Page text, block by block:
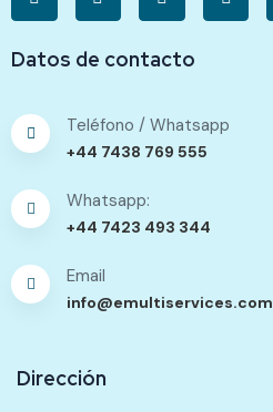
Datos de contacto
Teléfono / Whatsapp
+44 7438 769 555
Whatsapp:
+44 7423 493 344
Email
info@emultiservices.com
Dirección